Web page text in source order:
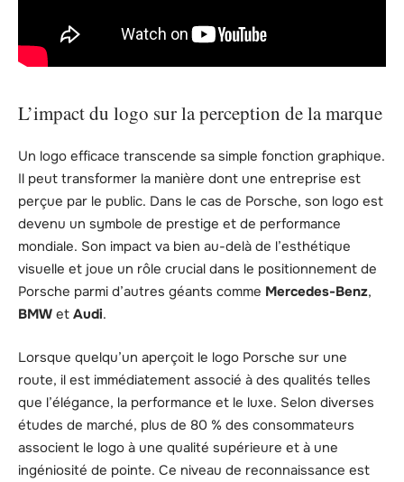
L’impact du logo sur la perception de la marque
Un logo efficace transcende sa simple fonction graphique.
Il peut transformer la manière dont une entreprise est
perçue par le public. Dans le cas de Porsche, son logo est
devenu un symbole de prestige et de performance
mondiale. Son impact va bien au-delà de l’esthétique
visuelle et joue un rôle crucial dans le positionnement de
Porsche parmi d’autres géants comme Mercedes-Benz,
BMW et Audi.
Lorsque quelqu’un aperçoit le logo Porsche sur une
route, il est immédiatement associé à des qualités telles
que l’élégance, la performance et le luxe. Selon diverses
études de marché, plus de 80 % des consommateurs
associent le logo à une qualité supérieure et à une
ingéniosité de pointe. Ce niveau de reconnaissance est